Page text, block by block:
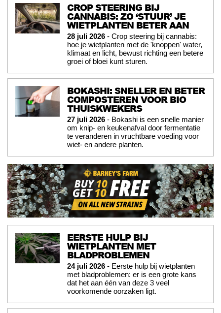
CROP STEERING BIJ
CANNABIS: ZO ‘STUUR’ JE
WIETPLANTEN BETER AAN
28 juli 2026 - Crop steering bij cannabis:
hoe je wietplanten met de 'knoppen' water,
klimaat en licht, bewust richting een betere
groei of bloei kunt sturen.
BOKASHI: SNELLER EN BETER
COMPOSTEREN VOOR BIO
THUISKWEKERS
27 juli 2026 - Bokashi is een snelle manier
om knip- en keukenafval door fermentatie
te veranderen in vruchtbare voeding voor
wiet- en andere planten.
EERSTE HULP BIJ
WIETPLANTEN MET
BLADPROBLEMEN
24 juli 2026 - Eerste hulp bij wietplanten
met bladproblemen: er is een grote kans
dat het aan één van deze 3 veel
voorkomende oorzaken ligt.